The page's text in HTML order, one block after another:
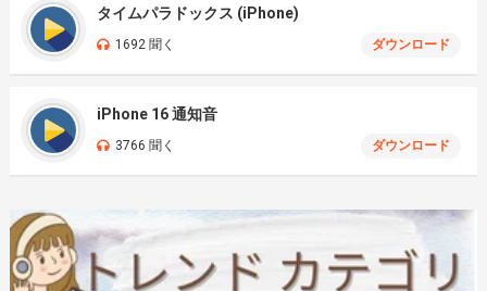
タイムパラドックス (iPhone)
1692 聞く ダウンロード
iPhone 16 通知音
3766 聞く ダウンロード